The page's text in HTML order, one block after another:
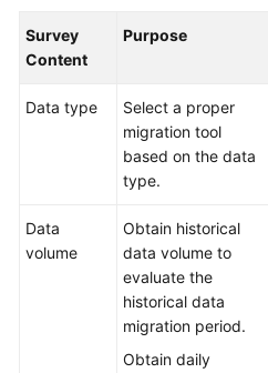
Reference
Responsibilities
Level
Agreement
Survey
Content
Purpose
Data type
Select a proper
migration tool
based on the data
type.
Data
volume
Obtain historical
data volume to
evaluate the
historical data
migration period.
Obtain daily